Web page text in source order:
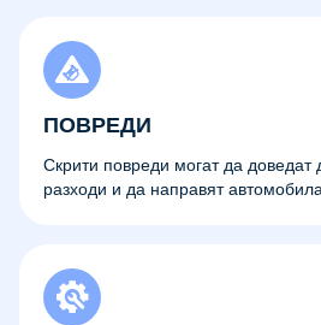
ПОВРЕДИ
Скрити повреди могат да доведат
разходи и да направят